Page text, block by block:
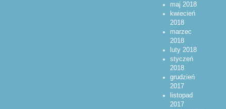
maj 2018
kwiecień
2018
marzec
2018
luty 2018
styczeń
2018
grudzień
2017
listopad
2017